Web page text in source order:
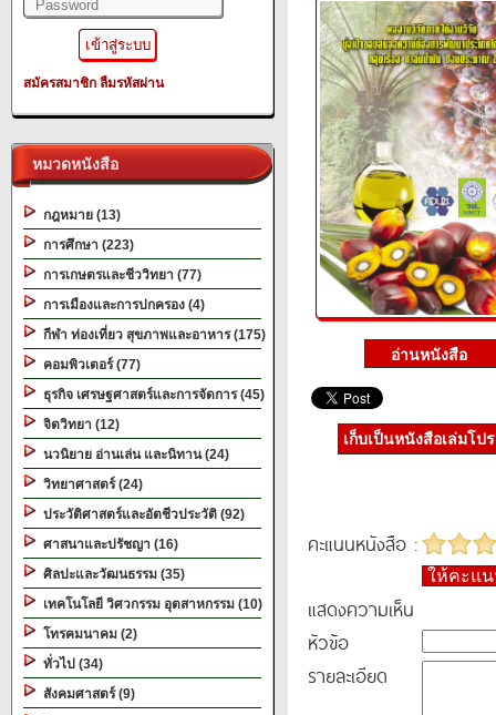
สมัครสมาชิก ลืมรหัสผ่าน
หมวดหนังสือ
กฎหมาย (13)
การศึกษา (223)
การเกษตรและชีววิทยา (77)
การเมืองและการปกครอง (4)
กีฬา ท่องเที่ยว สุขภาพและอาหาร (175)
คอมพิวเตอร์ (77)
ธุรกิจ เศรษฐศาสตร์และการจัดการ (45)
จิตวิทยา (12)
นวนิยาย อ่านเล่น และนิทาน (24)
วิทยาศาสตร์ (24)
ประวัติศาสตร์และอัตชีวประวัติ (92)
ศาสนาและปรัชญา (16)
ศิลปะและวัฒนธรรม (35)
เทคโนโลยี วิศวกรรม อุตสาหกรรม (10)
โทรคมนาคม (2)
ทั่วไป (34)
สังคมศาสตร์ (9)
เก็บเป็นหนังสือเล่มโป
คะแนนหนังสือ :
ให้คะแ
แสดงความเห็น
หัวข้อ
รายละเอียด